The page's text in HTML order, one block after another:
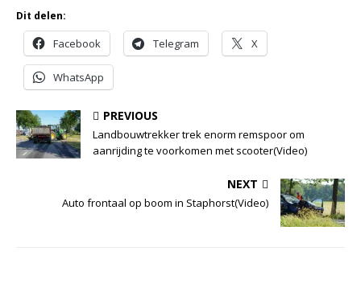
Dit delen:
Facebook Telegram X
WhatsApp
PREVIOUS
Landbouwtrekker trek enorm remspoor om
aanrijding te voorkomen met scooter(Video)
NEXT
Auto frontaal op boom in Staphorst(Video)